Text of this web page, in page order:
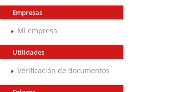
Empresas
Mi empresa
Utilidades
Verificación de documentos